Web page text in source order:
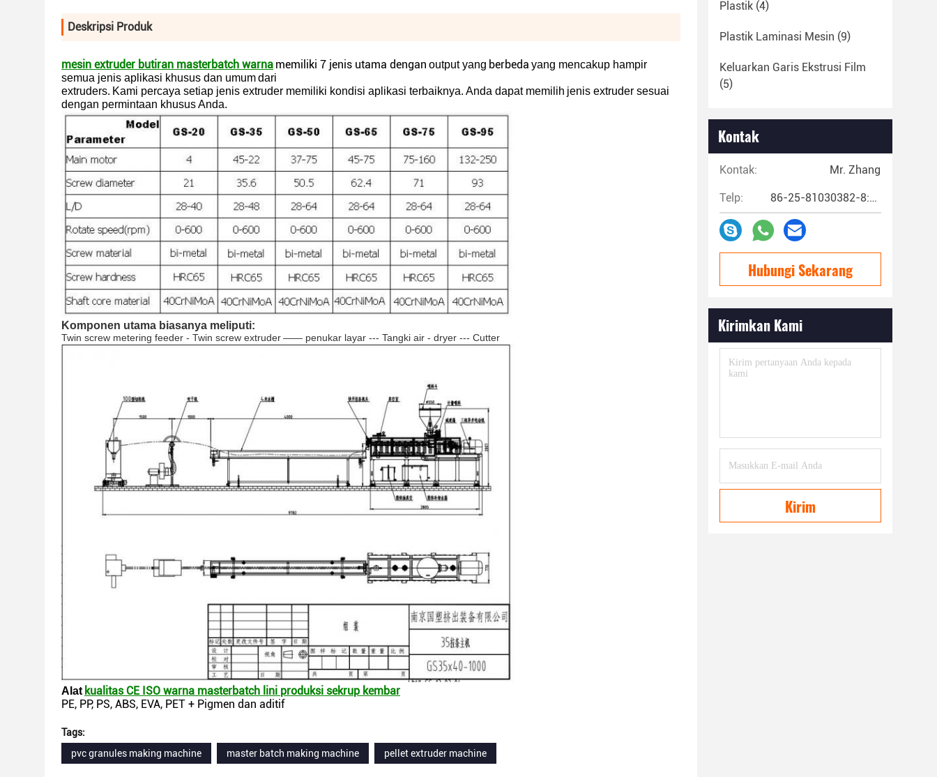
Deskripsi Produk
mesin extruder butiran masterbatch warna memiliki 7 jenis utama dengan output yang berbeda yang mencakup hampir
semua jenis aplikasi khusus dan umumdari
extruders. Kami percaya setiap jenis extruder memiliki kondisi aplikasi terbaiknya. Anda dapat memilih jenis extruder sesuai
dengan permintaan khusus Anda.
Komponen utama biasanya meliputi:
Twin screw metering feeder - Twin screw extruder—— penukar layar --- Tangki air - dryer --- Cutter
Alat kualitas CE ISO warna masterbatch lini produksi sekrup kembar
PE, PP, PS, ABS, EVA, PET + Pigmen dan aditif
Tags:
pvc granules making machine
master batch making machine pellet extruder machine
Plastik (4)
Plastik Laminasi Mesin (9)
Keluarkan Garis Ekstrusi Film
(5)
Kontak
Kontak: Mr. Zhang
Telp: 86-25-81030382-8:00~17:00
Hubungi Sekarang
Kirimkan Kami
Kirim